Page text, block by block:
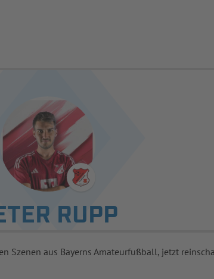
RUPP
Szenen aus Bayerns Amateurfußball, jetzt